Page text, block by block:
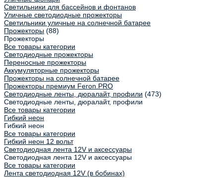
Светильники для бассейнов и фонтанов
Уличные светодиодные прожекторы
Светильники уличные на солнечной батарее
Прожекторы (88)
Прожекторы
Все товары категории
Светодиодные прожекторы
Переносные прожекторы
Аккумуляторные прожекторы
Прожекторы на солнечной батарее
Прожекторы премиум Feron.PRO
Светодиодные ленты, дюралайт, профили (473)
Светодиодные ленты, дюралайт, профили
Все товары категории
Гибкий неон
Гибкий неон
Все товары категории
Гибкий неон 12 вольт
Светодиодная лента 12V и аксессуары
Светодиодная лента 12V и аксессуары
Все товары категории
Лента светодиодная 12V (в бобинах)